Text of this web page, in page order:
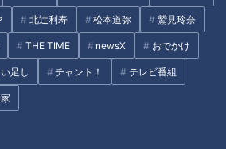
北辻利寿 松本道弥 鷲見玲奈
THE TIME newsX おでかけ
足し チャント！ テレビ番組
ンツ